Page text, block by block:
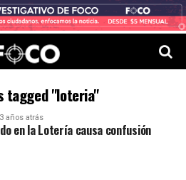
tagged "loteria"
3 años atrás
en la Lotería causa confusión